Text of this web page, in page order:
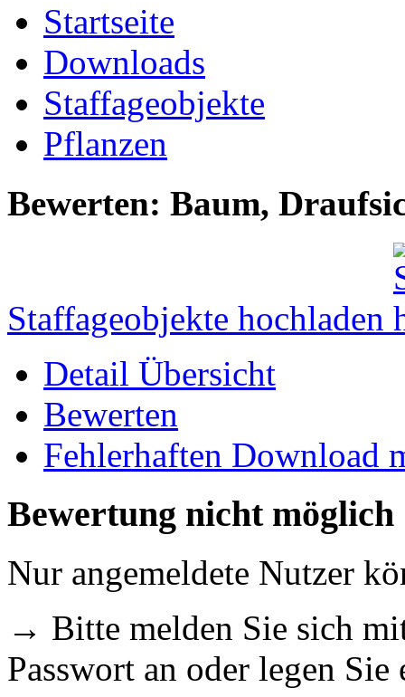
Startseite
Downloads
Staffageobjekte
Pflanzen
Bewerten: Baum,
Staffageobjekte hochladen
Detail Übersicht
Bewerten
Fehlerhaften Download
Bewertung nicht möglich
Nur angemeldete Nutzer
→ Bitte melden Sie sich
Passwort an oder legen